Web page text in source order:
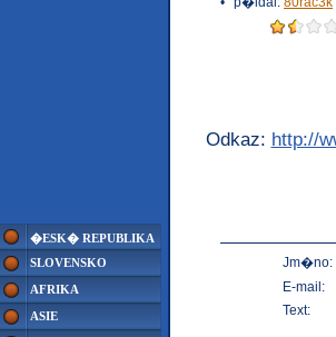
�ESK� REPUBLIKA
SLOVENSKO
AFRIKA
ASIE
Odkaz: http://
Jm�no:
E-mail:
Text: